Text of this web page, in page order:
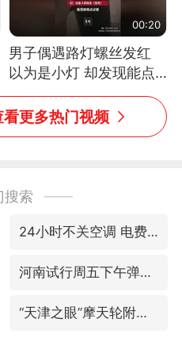
00:20
男子偶遇路灯螺丝发红
以为是小灯 却发现能点
燃香烟 当事人：已报警
处理
更多热门视频
搜索
24小时不关空调 电费反而更低？
河南试行周五下午弹性离岗
“天津之眼”摩天轮附近2人落水